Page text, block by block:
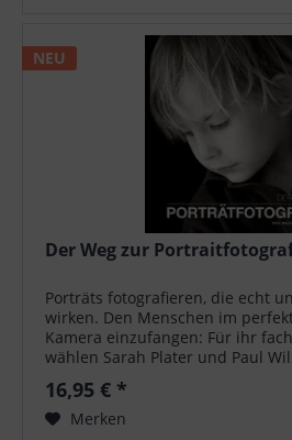
NEU
Der Weg zur
Porträts fotografieren, die echt
wirken. Den Menschen im
Kamera einzufangen: Für ihr
wählen Sarah Plater und Paul
inspirierend frische und
16,95 € *
Merken